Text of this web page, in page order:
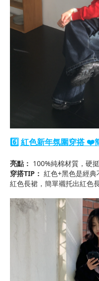
6️⃣ 紅色新年氛圍穿搭 ❤️
亮點： 100%純棉材質，硬
穿搭TIP： 紅色+黑色是經
紅色長裙，簡單襯托出紅色